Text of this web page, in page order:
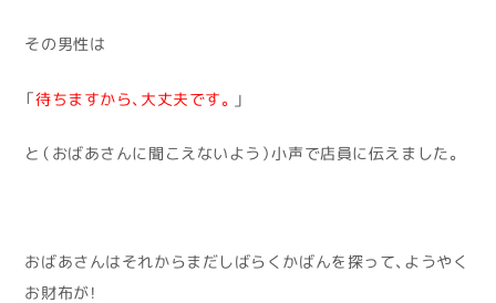
その男性は
「待ちますから、 大丈夫です。 」
と（おばあさんに聞こえないよう）小声で店員に伝えました。
おばあさんはそれからまだしばらくかばんを探って、ようやく
お財布が！